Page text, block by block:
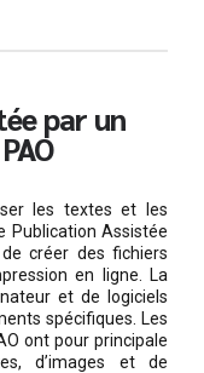
par un
les textes et les
Publication Assistée
créer des fichiers
en ligne. La
et de logiciels
spécifiques. Les
ont pour principale
d’images et de